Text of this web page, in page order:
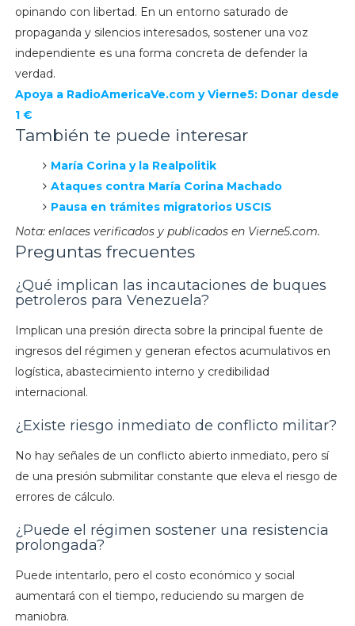
opinando con libertad. En un entorno saturado de
propaganda y silencios interesados, sostener una voz
independiente es una forma concreta de defender la
verdad.
Apoya a RadioAmericaVe.com yVierne5: Donar desde
1 €
También te puede interesar
María Corina y la Realpolitik
Ataques contra María Corina Machado
Pausa en trámites migratorios USCIS
Nota: enlaces verificados y publicados en Vierne5.com.
Preguntas frecuentes
¿Qué implican las incautaciones de buques
petroleros para Venezuela?
Implican una presión directa sobre la principal fuente de
ingresos del régimen y generan efectos acumulativos en
logística, abastecimiento interno y credibilidad
internacional.
¿Existe riesgo inmediato de conflicto militar?
No hay señales de un conflicto abierto inmediato, pero sí
de una presión submilitar constante que eleva el riesgo de
errores de cálculo.
¿Puede el régimen sostener una resistencia
prolongada?
Puede intentarlo, pero el costo económico y social
aumentará con el tiempo, reduciendo su margen de
maniobra.